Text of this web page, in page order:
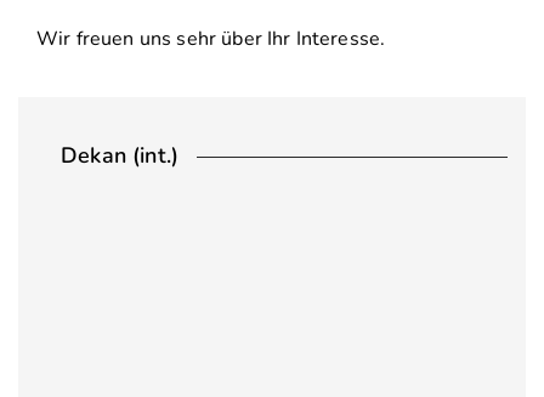
Wir freuen uns sehr über Ihr Interesse.
Dekan (int.)